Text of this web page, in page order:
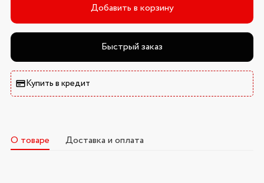
Добавить в корзину
Быстрый заказ
Купить в кредит
О товаре Доставка и оплата